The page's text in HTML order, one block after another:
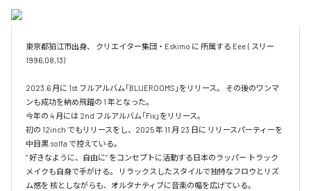
東京都狛江市出身、 クリエイター集団・Eskimo に 所属する Eee.( スリー
1996,08,13)
2023.6 月に 1st フルアルバム「BLUEROOMS」をリリース。 その後のワンマ
ンも成功を納め飛躍の 1 年となった。
今年の 4 月には 2nd フルアルバム「Fix」をリリース。
初の 12inch でもリリースをし、2025 年 11 月 23 日に リリースパーティーを
中目黒 solfa で控えている。
” 好きなように、自由に” をコンセプトに活動する日本のラッパー トラック
メイクも自身で手がける。 リラックスしたスタイルで独特なフロウとリズ
ム感を 核としながらも、オルタナティブに音楽の幅を広げている。